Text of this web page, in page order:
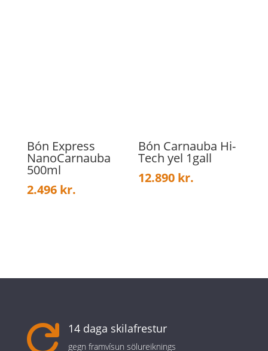
Bón Express
NanoCarnauba
500ml
2.496 kr.
Bón Carnauba Hi-
Tech yel 1gall
12.890 kr.
 14 daga skilafrestur
gegn framvísun sölureiknings